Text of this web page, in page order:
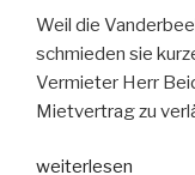
Weil die
schmieden sie
Vermieter Herr
Mietvertrag zu
„Karina
weiterlesen